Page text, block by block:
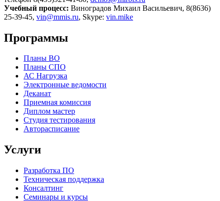
Учебный процесс: Виноградов Михаил Васильевич, 8(8636)
25-39-45, vin@mmis.ru, Skype: vin.mike
Программы
Планы ВО
Планы СПО
АС Нагрузка
Электронные ведомости
Деканат
Приемная комиссия
Диплом мастер
Студия тестирования
Авторасписание
Услуги
Разработка ПО
Техническая поддержка
Консалтинг
Семинары и курсы